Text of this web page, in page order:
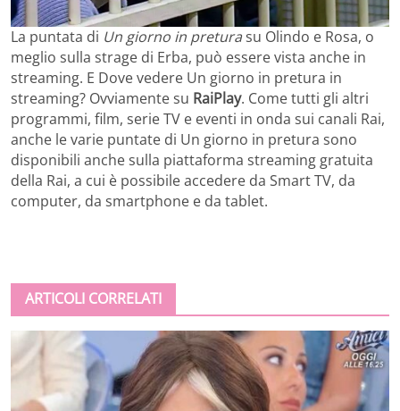
La puntata di Un giorno in preturasu Olindo e Rosa, o
meglio sulla strage di Erba, può essere vista anche in
streaming. E Dove vedere Un giorno in pretura in
streaming? Ovviamente su RaiPlay. Come tutti gli altri
programmi, film, serie TV e eventi in onda sui canali Rai,
anche le varie puntate di Un giorno in pretura sono
disponibili anche sulla piattaforma streaming gratuita
della Rai, a cui è possibile accedere da Smart TV, da
computer, da smartphone e da tablet.
ARTICOLI CORRELATI